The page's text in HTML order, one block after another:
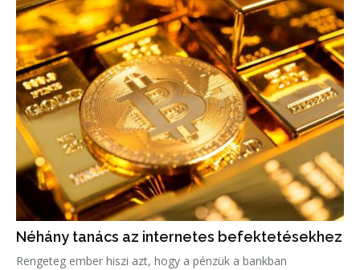
Néhány tanács az internetes befektetésekhez
Rengeteg ember hiszi azt, hogy a pénzük a bankban